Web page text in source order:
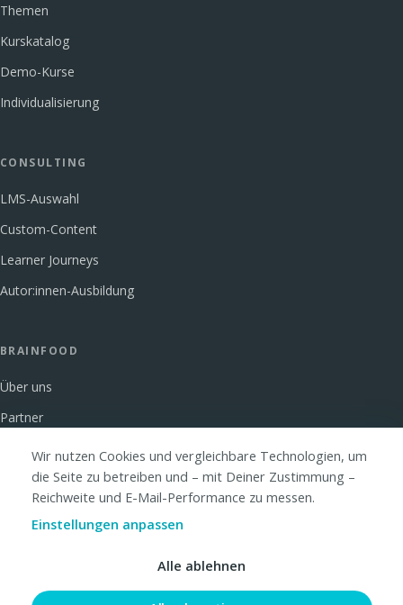
Themen
Kurskatalog
Demo-Kurse
Individualisierung
CONSULTING
LMS-Auswahl
Custom-Content
Learner Journeys
Autor:innen-Ausbildung
BRAINFOOD
Über uns
Partner
Glossar
© 2026 Brainfood Academy GmbH · Hamburg
Wir nutzen Cookies und vergleichbare Technologien, um
die Seite zu betreiben und – mit Deiner Zustimmung –
Reichweite und E-Mail-Performance zu messen.
Einstellungen anpassen
Alle ablehnen